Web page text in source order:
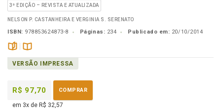
3ª EDIÇÃO – REVISTA E ATUALIZADA
NELSON P. CASTANHEIRA E VERGINIA S. SERENATO
ISBN: 978853624873-8 Páginas: 234 Publicado em: 20/10/2014
páginasDisponível
na
VERSÃO IMPRESSA
R$ 97,70 COMPRAR
em 3x de R$ 32,57